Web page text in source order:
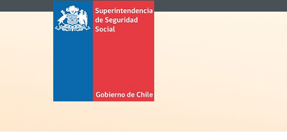
Superintendencia
de
Gobierno
de